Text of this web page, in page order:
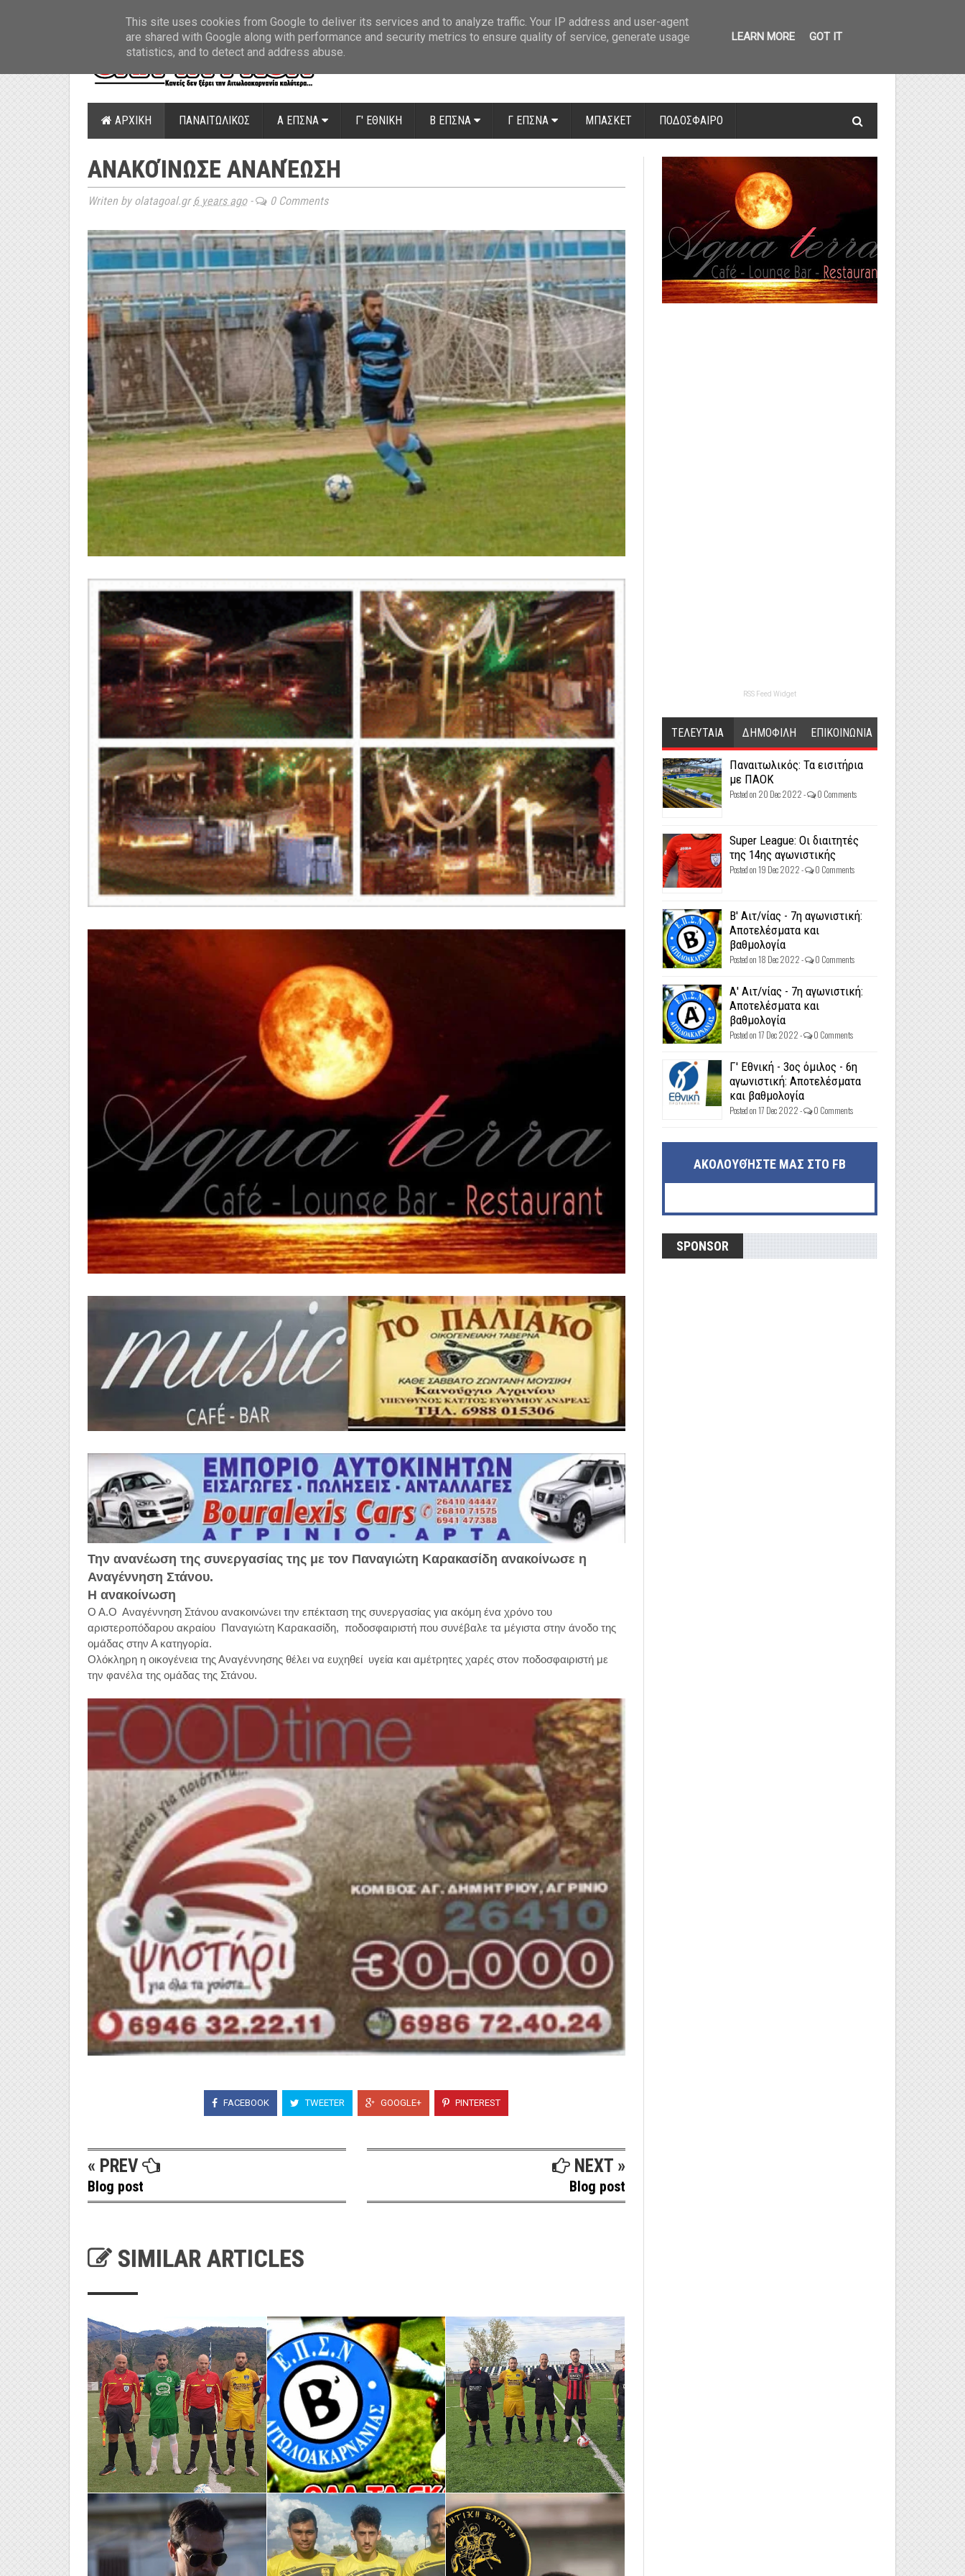
ΑΡΧΙΚΗ ΠΑΝΑΙΤΩΛΙΚΟΣ Α ΕΠΣΝΑ Γ' ΕΘΝΙΚΗ Β ΕΠΣΝΑ Γ ΕΠΣΝΑ ΜΠΑΣΚΕΤ ΠΟΔΟΣΦΑΙΡΟ
ΑΝΑΚΟΊΝΩΣΕ ΑΝΑΝΈΩΣΗ
Writen by olatagoal.gr 6 years ago- 0 Comments
Την ανανέωση της συνεργασίας της με τον Παναγιώτη Καρακασίδη ανακοίνωσε η
Αναγέννηση Στάνου.
Η ανακοίνωση
Ο Α.Ο  Αναγέννηση Στάνου ανακοινώνει την επέκταση της συνεργασίας για ακόμη ένα χρόνο του
αριστεροπόδαρου ακραίου  Παναγιώτη Καρακασίδη,  ποδοσφαιριστή που συνέβαλε τα μέγιστα στην άνοδο της
ομάδας στην Α κατηγορία.
Ολόκληρη η οικογένεια της Αναγέννησης θέλει να ευχηθεί  υγεία και αμέτρητες χαρές στον ποδοσφαιριστή με
την φανέλα της ομάδας της Στάνου.
FACEBOOK TWEETER GOOGLE+ PINTEREST
« PREV
Blog post
NEXT »
Blog post
SIMILAR ARTICLES
RSS Feed Widget
ΤΕΛΕΥΤΑΙΑ ΔΗΜΟΦΙΛΗ ΕΠΙΚΟΙΝΩΝΙΑ
Παναιτωλικός: Τα εισιτήρια
με ΠΑΟΚ
Posted on 20 Dec 2022 - 0 Comments
Super League: Οι διαιτητές
της 14ης αγωνιστικής
Posted on 19 Dec 2022 - 0 Comments
Β' Αιτ/νίας - 7η αγωνιστική:
Αποτελέσματα και
βαθμολογία
Posted on 18 Dec 2022 - 0 Comments
Α' Αιτ/νίας - 7η αγωνιστική:
Αποτελέσματα και
βαθμολογία
Posted on 17 Dec 2022 - 0 Comments
Γ' Εθνική - 3ος όμιλος - 6η
αγωνιστική: Αποτελέσματα
και βαθμολογία
Posted on 17 Dec 2022 - 0 Comments
ΑΚΟΛΟΥΘΉΣΤΕ ΜΑΣ ΣΤΟ FB
SPONSOR
This site uses cookies from Google to deliver its services and to analyze traffic. Your IP address and user-agent
are shared with Google along with performance and security metrics to ensure quality of service, generate usage
statistics, and to detect and address abuse.
LEARN MORE GOT IT